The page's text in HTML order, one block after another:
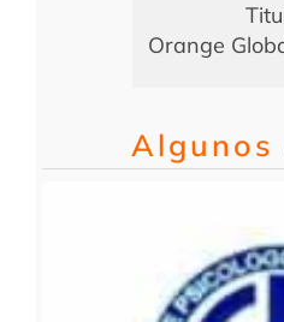
Orange
Algunos